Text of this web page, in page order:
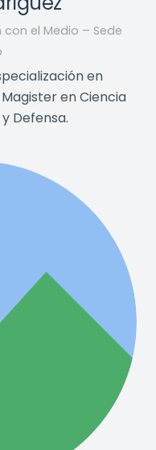
el Medio – Sede
en
en Ciencia
Defensa.